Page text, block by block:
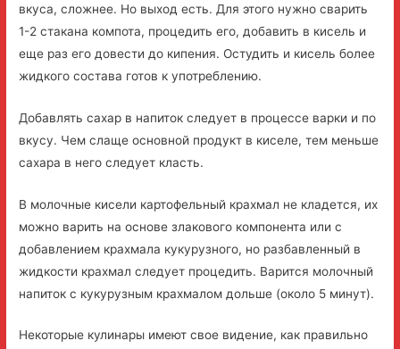
вкуса, сложнее. Но выход есть. Для этого нужно сварить
1-2 стакана компота, процедить его, добавить в кисель и
еще раз его довести до кипения. Остудить и кисель более
жидкого состава готов к употреблению.
Добавлять сахар в напиток следует в процессе варки и по
вкусу. Чем слаще основной продукт в киселе, тем меньше
сахара в него следует класть.
В молочные кисели картофельный крахмал не кладется, их
можно варить на основе злакового компонента или с
добавлением крахмала кукурузного, но разбавленный в
жидкости крахмал следует процедить. Варится молочный
напиток с кукурузным крахмалом дольше (около 5 минут).
Некоторые кулинары имеют свое видение, как правильно